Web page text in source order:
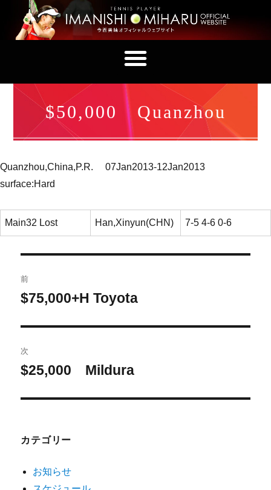
$50,000 Quanzhou
Quanzhou,China,P.R. 07Jan2013-12Jan2013
surface:Hard
Main32 Lost Han,Xinyun(CHN) 7-5 4-6 0-6
前
$75,000+H Toyota
次
$25,000 Mildura
カテゴリー
お知らせ